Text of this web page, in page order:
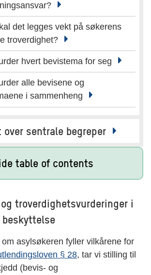
det legges vekt på søkerens
troverdighet?
hvert bevistema for seg
alle bevisene og
i sammenheng
over sentrale begreper
table of contents
troverdighetsvurderinger i
beskyttelse
asylsøkeren fyller vilkårene for
§ 28, tar vi stilling til
(bevis- og